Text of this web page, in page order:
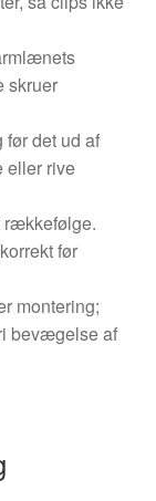
skruer
det ud af
eller rive
rækkefølge.
før
montering;
bevægelse af